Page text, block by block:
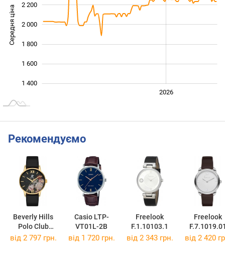
Середня ціна 1 400
1 400
1 600
1 800
2 000
2 200
2026
Рекомендуємо
Beverly Hills
Polo Club
BH9673-02
Casio LTP-
VT01L-2B
Freelook
F.1.10103.1
Freelook
від 2 797 грн. від 1 720 грн. від 2 343 грн. від 2 420